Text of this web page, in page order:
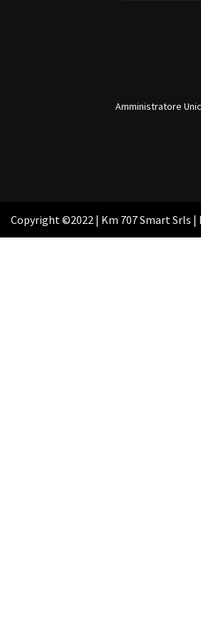
Amministratore
Copyright ©2022 | Km 707 Smart Srls |